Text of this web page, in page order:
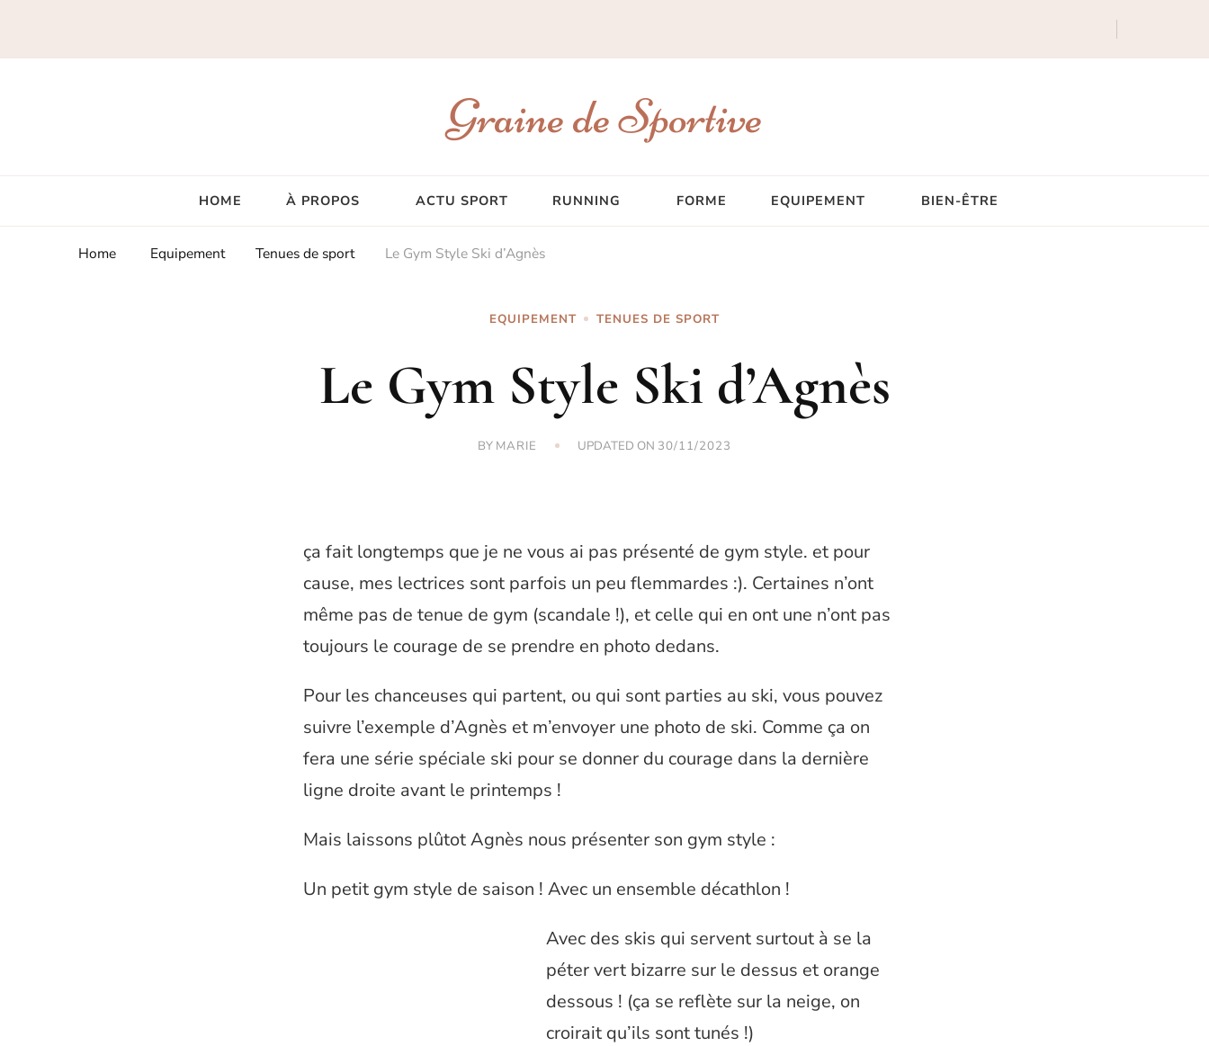
Graine de Sportive
HOME À PROPOS ACTU SPORT RUNNING FORME EQUIPEMENT BIEN-ÊTRE
Home Equipement Tenues de sport Le Gym Style Ski d’Agnès
EQUIPEMENT TENUES DE SPORT
Le Gym Style Ski d’Agnès
BY MARIE UPDATED ON 30/11/2023
ça fait longtemps que je ne vous ai pas présenté de gym style. et pour
cause, mes lectrices sont parfois un peu flemmardes :). Certaines n’ont
même pas de tenue de gym (scandale !), et celle qui en ont une n’ont pas
toujours le courage de se prendre en photo dedans.
Pour les chanceuses qui partent, ou qui sont parties au ski, vous pouvez
suivre l’exemple d’Agnès et m’envoyer une photo de ski. Comme ça on
fera une série spéciale ski pour se donner du courage dans la dernière
ligne droite avant le printemps !
Mais laissons plûtot Agnès nous présenter son gym style :
Un petit gym style de saison ! Avec un ensemble décathlon !
Avec des skis qui servent surtout à se la
péter vert bizarre sur le dessus et orange
dessous ! (ça se reflète sur la neige, on
croirait qu’ils sont tunés !)